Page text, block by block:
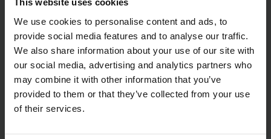
We use cookies to personalise content and ads, to
provide social media features and to analyse our traffic.
We also share information about your use of our site with
our social media, advertising and analytics partners who
may combine it with other information that you’ve
provided to them or that they’ve collected from your use
of their services.
Claassen Logistics
Onlangs nam Claassen Logistics zijn nieuwe warehouse in
Tilburg in gebruik. Met behulp van twee Jungheinrich
combitrucks worden de pallets in het nieuwe magazijn in- en
uitgeslagen op een ongekende hoogte van bijna 18 meter.